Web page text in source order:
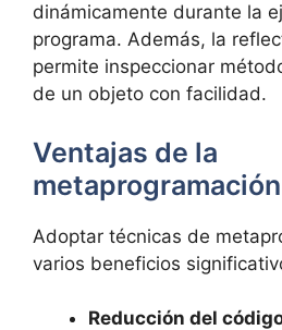
dinámicamente durante la
programa. Además, la
permite inspeccionar
de un objeto con facilidad.
Ventajas de la
metaprogramación
Adoptar técnicas de
varios beneficios
Reducción del